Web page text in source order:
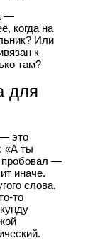
—
когда на
Или
к
там?
для
это
«А ты
пробовал —
иначе.
слова.
то